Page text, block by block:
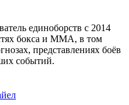
единоборств с 2014
бокса и ММА, в том
представлениях боёв
событий.